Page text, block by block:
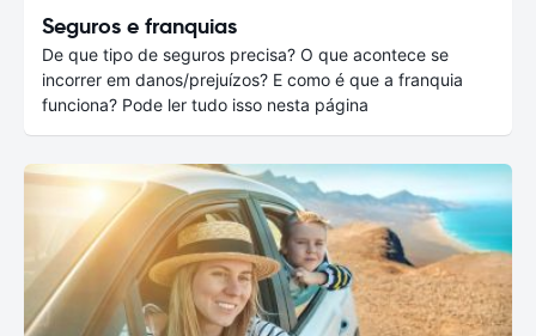
Seguros e franquias
De que tipo de seguros precisa? O que acontece se
incorrer em danos/prejuízos? E como é que a franquia
funciona? Pode ler tudo isso nesta página